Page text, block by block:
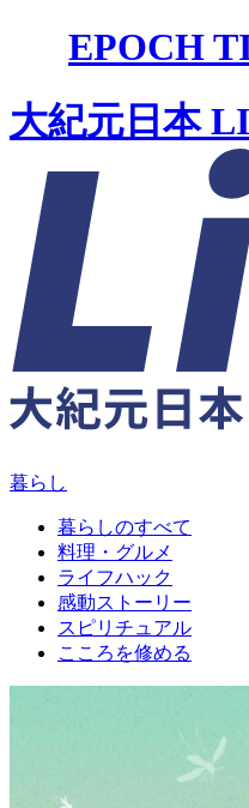
EPOCH
大紀元日本
暮らし
暮らしのすべて
料理・グルメ
ライフハック
感動ストーリー
スピリチュアル
こころを修める